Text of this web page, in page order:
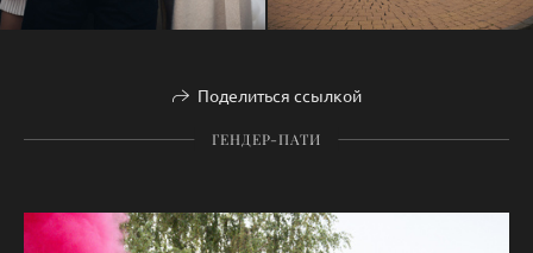
Поделиться ссылкой
ГЕНДЕР-ПАТИ